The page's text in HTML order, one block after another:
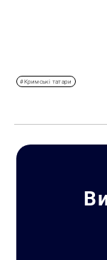
#Кримські татари